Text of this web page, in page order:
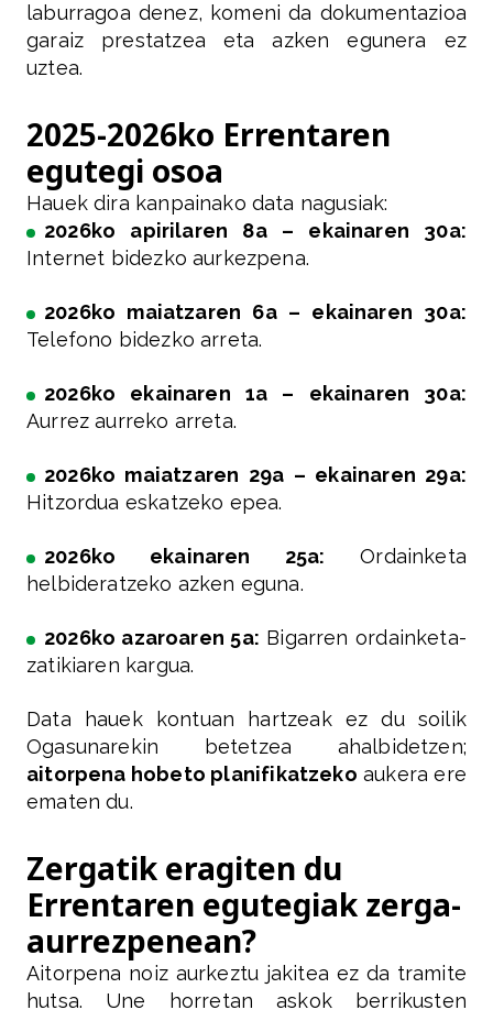
laburragoa denez, komeni da dokumentazioa
garaiz prestatzea eta azken egunera ez
uztea.
2025-2026ko Errentaren
egutegi osoa
Hauek dira kanpainako data nagusiak:
2026ko apirilaren 8a – ekainaren 30a:
Internet bidezko aurkezpena.
2026ko maiatzaren 6a – ekainaren 30a:
Telefono bidezko arreta.
2026ko ekainaren 1a – ekainaren 30a:
Aurrez aurreko arreta.
2026ko maiatzaren 29a – ekainaren 29a:
Hitzordua eskatzeko epea.
2026ko ekainaren 25a: Ordainketa
helbideratzeko azken eguna.
2026ko azaroaren 5a: Bigarren ordainketa-
zatikiaren kargua.
Data hauek kontuan hartzeak ez du soilik
Ogasunarekin betetzea ahalbidetzen;
aitorpena hobeto planifikatzeko aukera ere
ematen du.
Zergatik eragiten du
Errentaren egutegiak zerga-
aurrezpenean?
Aitorpena noiz aurkeztu jakitea ez da tramite
hutsa. Une horretan askok berrikusten